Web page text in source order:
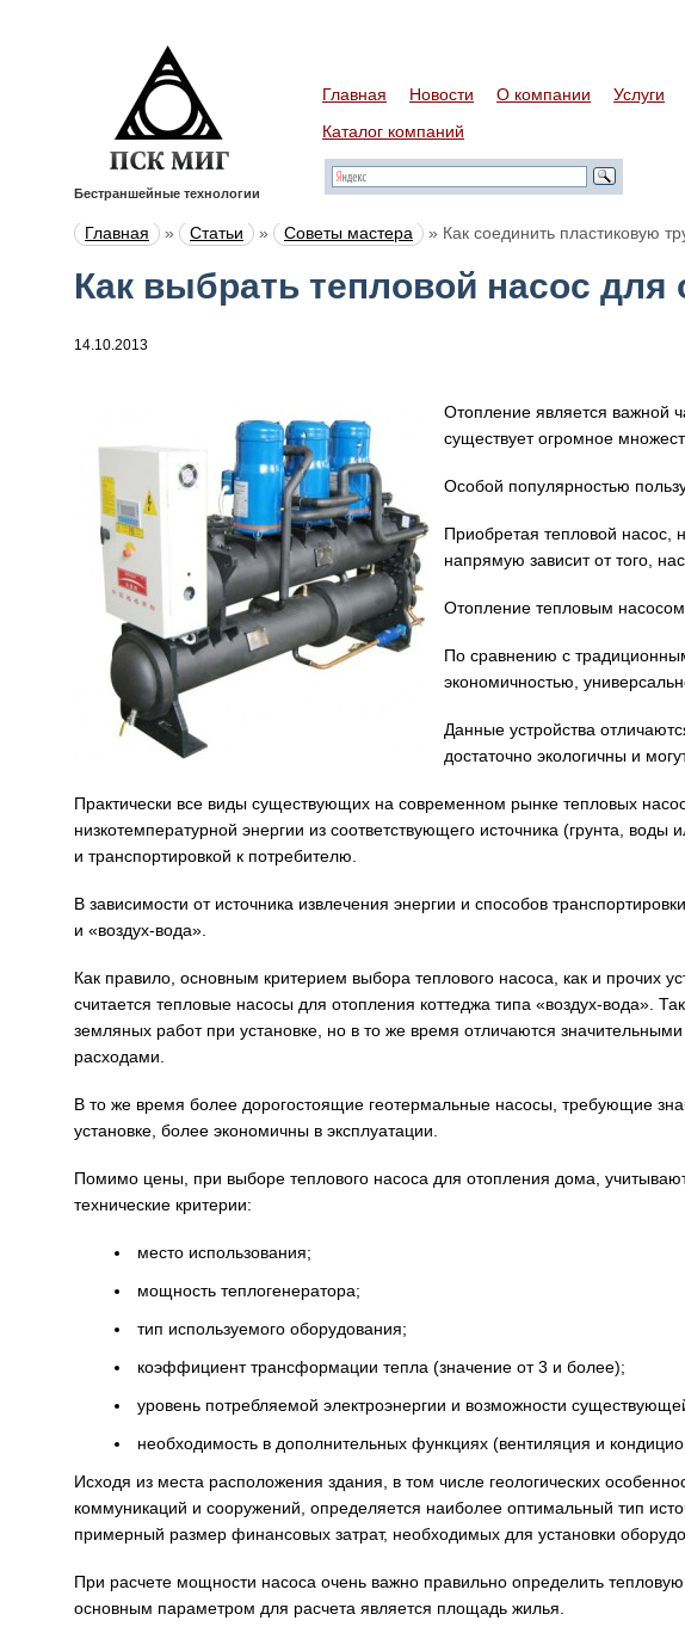
Бестраншейные технологии
Главная Новости О компании Услуги
Каталог компаний
Главная » Статьи » Советы мастера » Как соединить пластиковую
Как выбрать тепловой насос для
14.10.2013
Отопление является важной
существует огромное
Особой популярностью
Приобретая тепловой насос,
напрямую зависит от того,
Отопление тепловым
По сравнению с
экономичностью,
Данные устройства
достаточно экологичны и
Практически все виды существующих на современном рынке тепловых
низкотемпературной энергии из соответствующего источника (грунта,
и транспортировкой к потребителю.
В зависимости от источника извлечения энергии и способов
и «воздух-вода».
Как правило, основным критерием выбора теплового насоса, как и прочих
считается тепловые насосы для отопления коттеджа типа «воздух-вода».
земляных работ при установке, но в то же время отличаются значительными
расходами.
В то же время более дорогостоящие геотермальные насосы, требующие
установке, более экономичны в эксплуатации.
Помимо цены, при выборе теплового насоса для отопления дома,
технические критерии:
место использования;
мощность теплогенератора;
тип используемого оборудования;
коэффициент трансформации тепла (значение от 3 и более);
уровень потребляемой электроэнергии и возможности
необходимость в дополнительных функциях (вентиляция и
Исходя из места расположения здания, в том числе геологических
коммуникаций и сооружений, определяется наиболее оптимальный тип
примерный размер финансовых затрат, необходимых для установки
При расчете мощности насоса очень важно правильно определить
основным параметром для расчета является площадь жилья.